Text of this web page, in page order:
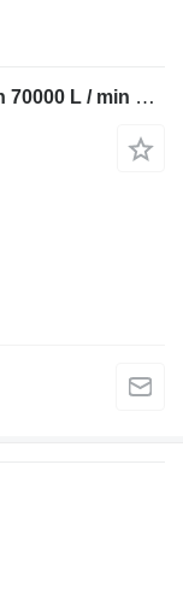
DW Grassair 420 Air Dryer 70 m3 / min 70000 L / min 13 Bar Luchtdro